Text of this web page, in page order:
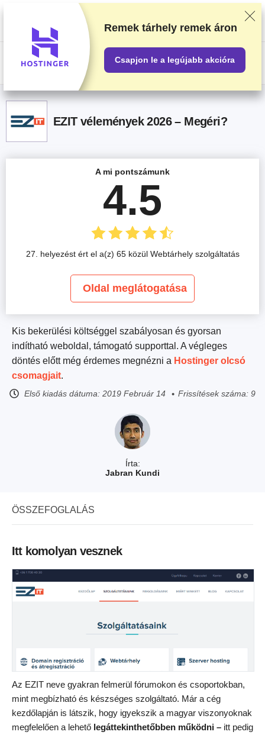
Alapos tesztelés és kutatómunka alapján soroljuk be a beszállítókat, de a
visszajelzéseidet és a szolgáltatókkal való üzleti megállapodásainkat is
figyelembe vesszük. Ez az oldal partnerlinkeket tartalmaz.Hirdetési
nyilatkozat
US$
EZIT vélemények 2026 – Megéri?
Írta:
Jabran Kundi
Kis bekerülési költséggel szabályosan és gyorsan
indítható weboldal, támogató supporttal. A végleges
döntés előtt még érdemes megnézni a Hostinger olcsó
csomagjait.
Első kiadás dátuma: 2019 Február 14 Frissítések száma: 9
A mi pontszámunk
4.5
27. helyezést ért el a(z) 65 közül Webtárhely szolgáltatás
Oldal meglátogatása
ÖSSZEFOGLALÁS
Itt komolyan vesznek
Az EZIT neve gyakran felmerül fórumokon és csoportokban,
mint megbízható és készséges szolgáltató. Már a cég
kezdőlapján is látszik, hogy igyekszik a magyar viszonyoknak
megfelelően a lehető legáttekinthetőbben működni – itt pedig
Remek tárhely remek áron
Csapjon le a legújabb akcióra